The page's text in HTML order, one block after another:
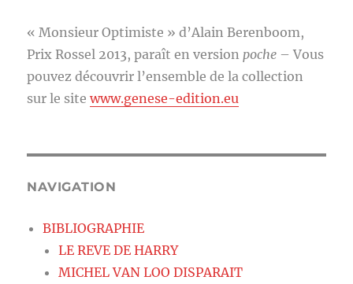
« Monsieur Optimiste » d’Alain Berenboom,
Prix Rossel 2013, paraît en version poche – Vous
pouvez découvrir l’ensemble de la collection
sur le sitewww.genese-edition.eu
NAVIGATION
BIBLIOGRAPHIE
LE REVE DE HARRY
MICHEL VAN LOO DISPARAIT